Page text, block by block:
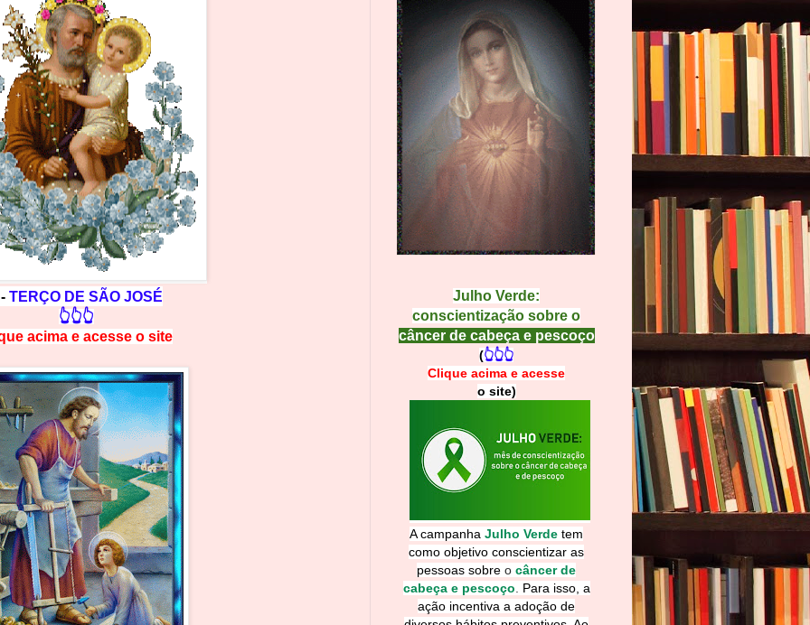
TERÇO DE SÃO JOSÉ
👆👆👆
acima e acesse o site
Julho Verde:
conscientização sobre o
câncer de cabeça e pescoço
(👆👆👆
Clique acima e acesse
o site)
A campanha Julho Verde tem
como objetivo conscientizar as
pessoas sobre o câncer de
cabeça e pescoço
Para isso, a
ação incentiva a adoção de